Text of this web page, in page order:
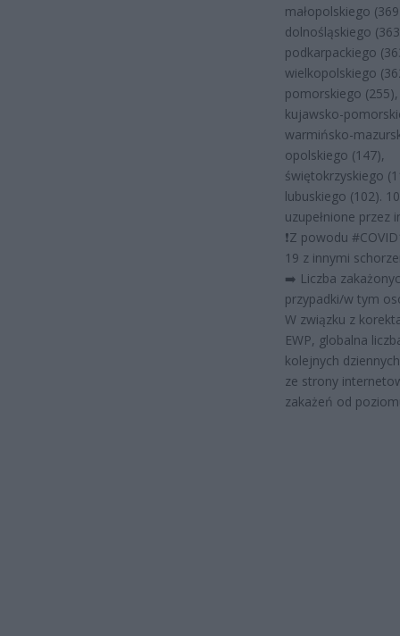
małopolskiego
dolnośląskiego
podkarpackiego
wielkopolskiego
pomorskiego (255),
kujawsko-
warmińsko-
opolskiego (147),
świętokrzyskiego
lubuskiego (102).
uzupełnione przez
❗️Z powodu
19 z innymi
➡️ Liczba
przypadki/w tym
W związku z
EWP, globalna
kolejnych
ze strony
zakażeń od